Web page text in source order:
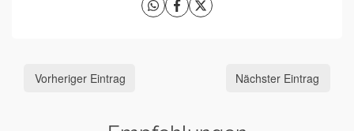
Vorheriger Eintrag Nächster Eintrag